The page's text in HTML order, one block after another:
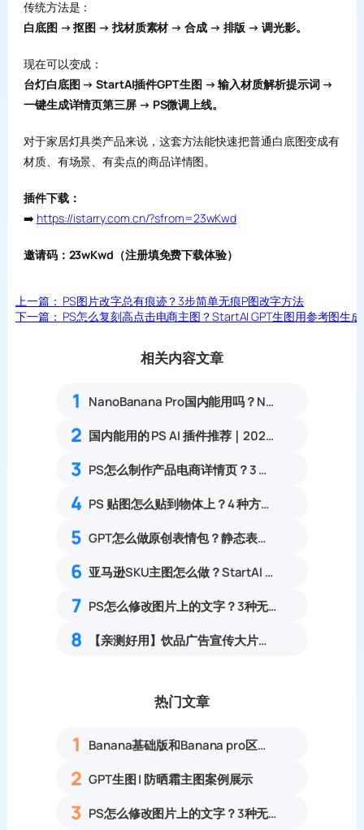
传统方法是：
白底图 → 抠图 → 找材质素材 → 合成 → 排版 → 调光影。
现在可以变成：
台灯白底图 → StartAI插件GPT生图 → 输入材质解析提示词 →
一键生成详情页第三屏 → PS微调上线。
对于家居灯具类产品来说，这套方法能快速把普通白底图变成有
材质、有场景、有卖点的商品详情图。
插件下载：
➡️ https://istarry.com.cn/?sfrom=23wKwd
邀请码：23wKwd（注册填免费下载体验）
上一篇： PS图片改字总有痕迹？3步简单无痕P图改字方法
下一篇： PS怎么复刻高点击电商主图？StartAI GPT生图用参考图生
相关内容文章
1 NanoBanana Pro国内能用吗？Nano banana使用教程
2 国内能用的 PS AI 插件推荐｜2026 4款AI插件最新实测
3 PS怎么制作产品电商详情页？3 步出完整详情，美工新手零门槛出图
4 PS 贴图怎么贴到物体上？4 种方法完整实操教程
5 GPT怎么做原创表情包？静态表情包完整生成实操教程
6 亚马逊SKU主图怎么做？StartAI 3步出合规SKU主图
7 PS怎么修改图片上的文字？3种无痕改字方案，消除修复痕迹
8 【亲测好用】饮品广告宣传大片怎么用PS+AI快速制作？
热门文章
1 Banana基础版和Banana pro区别对比丨具体案例应用+使用教程
2 GPT生图 | 防晒霜主图案例展示
3 PS怎么修改图片上的文字？3种无痕改字方法，新手也能搞定